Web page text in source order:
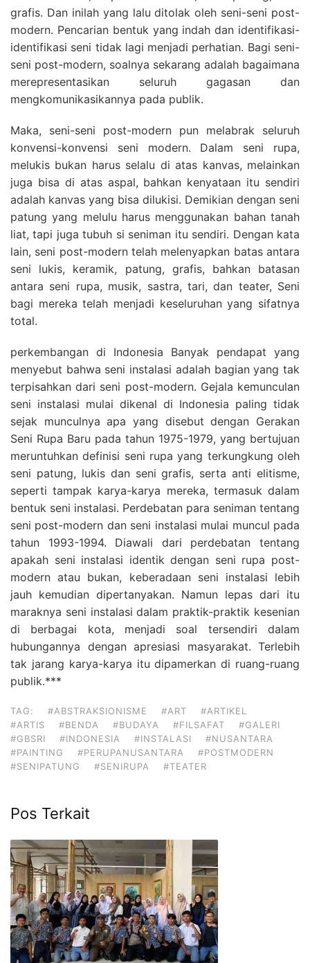
grafis. Dan inilah yang lalu ditolak oleh seni-seni post-
modern. Pencarian bentuk yang indah dan identifikasi-
identifikasi seni tidak lagi menjadi perhatian. Bagi seni-
seni post-modern, soalnya sekarang adalah bagaimana
merepresentasikan seluruh gagasan dan
mengkomunikasikannya pada publik.
Maka, seni-seni post-modern pun melabrak seluruh
konvensi-konvensi seni modern. Dalam seni rupa,
melukis bukan harus selalu di atas kanvas, melainkan
juga bisa di atas aspal, bahkan kenyataan itu sendiri
adalah kanvas yang bisa dilukisi. Demikian dengan seni
patung yang melulu harus menggunakan bahan tanah
liat, tapi juga tubuh si seniman itu sendiri. Dengan kata
lain, seni post-modern telah melenyapkan batas antara
seni lukis, keramik, patung, grafis, bahkan batasan
antara seni rupa, musik, sastra, tari, dan teater, Seni
bagi mereka telah menjadi keseluruhan yang sifatnya
total.
perkembangan di Indonesia Banyak pendapat yang
menyebut bahwa seni instalasi adalah bagian yang tak
terpisahkan dari seni post-modern. Gejala kemunculan
seni instalasi mulai dikenal di Indonesia paling tidak
sejak munculnya apa yang disebut dengan Gerakan
Seni Rupa Baru pada tahun 1975-1979, yang bertujuan
meruntuhkan definisi seni rupa yang terkungkung oleh
seni patung, lukis dan seni grafis, serta anti elitisme,
seperti tampak karya-karya mereka, termasuk dalam
bentuk seni instalasi. Perdebatan para seniman tentang
seni post-modern dan seni instalasi mulai muncul pada
tahun 1993-1994. Diawali dari perdebatan tentang
apakah seni instalasi identik dengan seni rupa post-
modern atau bukan, keberadaan seni instalasi lebih
jauh kemudian dipertanyakan. Namun lepas dari itu
maraknya seni instalasi dalam praktik-praktik kesenian
di berbagai kota, menjadi soal tersendiri dalam
hubungannya dengan apresiasi masyarakat. Terlebih
tak jarang karya-karya itu dipamerkan di ruang-ruang
publik.***
TAG: #ABSTRAKSIONISME #ART
#ARTIKEL
#ARTIS
#BENDA #BUDAYA #FILSAFAT
#GALERI
#GBSRI
#INDONESIA #INSTALASI
#NUSANTARA
#PAINTING
#PERUPANUSANTARA
#POSTMODERN
#SENIPATUNG
#SENIRUPA #TEATER
Pos Terkait